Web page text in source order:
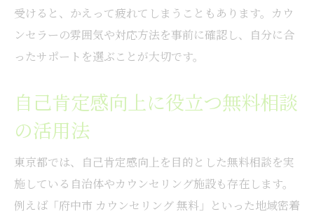
受けると、かえって疲れてしまうこともあります。カウ
ンセラーの雰囲気や対応方法を事前に確認し、自分に合
ったサポートを選ぶことが大切です。
自己肯定感向上に役立つ無料相談
の活用法
東京都では、自己肯定感向上を目的とした無料相談を実
施している自治体やカウンセリング施設も存在します。
例えば「府中市 カウンセリング 無料」といった地域密着